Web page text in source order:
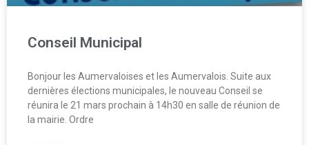
Conseil Municipal
Bonjour les Aumervaloises et les Aumervalois. Suite aux
dernières élections municipales, le nouveau Conseil se
réunira le 21 mars prochain à 14h30 en salle de réunion de
la mairie. Ordre